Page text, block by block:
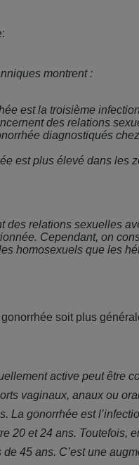
montrent :
est la troisième
des relations
diagnostiqués
est plus élevé dans les
des relations sexuelles
Cependant, on
homosexuels que les
soit plus
active peut être
vaginaux, anaux ou
La gonorrhée est
20 et 24 ans. Toutefois,
45 ans. C’est une